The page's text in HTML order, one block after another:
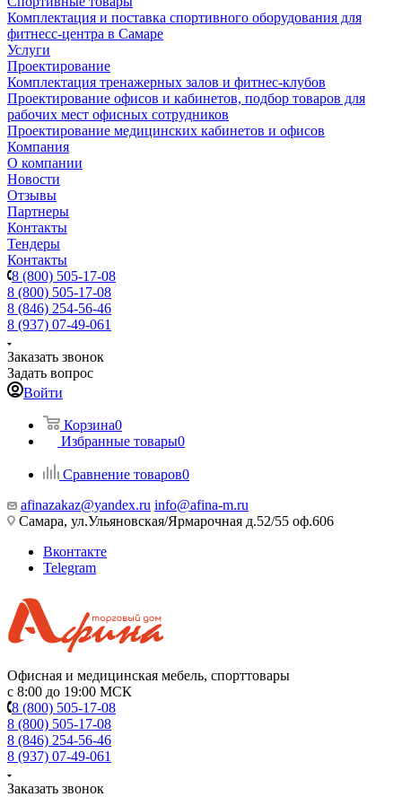
Комплектация и поставка спортивного оборудования для
фитнесс-центра в Самаре
Услуги
Проектирование
Комплектация тренажерных залов и фитнес-клубов
Проектирование офисов и кабинетов, подбор товаров для
рабочих мест офисных сотрудников
Проектирование медицинских кабинетов и офисов
Компания
О компании
Новости
Отзывы
Партнеры
Контакты
Тендеры
Контакты
8 (800) 505-17-08
8 (800) 505-17-08
8 (846) 254-56-46
8 (937) 07-49-061
Заказать звонок
Задать вопрос
Войти
Корзина0
Избранные товары0
Сравнение товаров0
afinazakaz@yandex.ru info@afina-m.ru
Самара, ул.Ульяновская/Ярмарочная д.52/55 оф.606
Вконтакте
Telegram
Офисная и медицинская мебель, спорттовары
с 8:00 до 19:00 МСК
8 (800) 505-17-08
8 (800) 505-17-08
8 (846) 254-56-46
8 (937) 07-49-061
Заказать звонок